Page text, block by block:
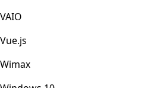
VAIO
Vue.js
Wimax